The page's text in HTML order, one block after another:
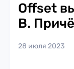
Offset
B.
28 июля 2023